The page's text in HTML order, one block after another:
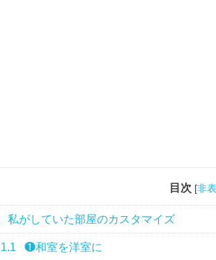
目次 [非
私がしていた部屋のカスタマイズ
1.1 ❶和室を洋室に